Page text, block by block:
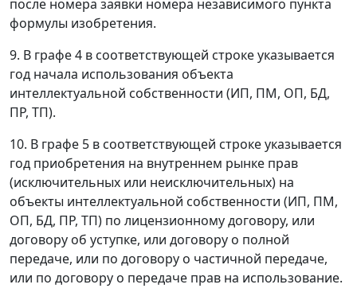
после номера заявки номера независимого пункта
формулы изобретения.
9. В графе 4 в соответствующей строке указывается
год начала использования объекта
интеллектуальной собственности (ИП, ПМ, ОП, БД,
ПР, ТП).
10. В графе 5 в соответствующей строке указывается
год приобретения на внутреннем рынке прав
(исключительных или неисключительных) на
объекты интеллектуальной собственности (ИП, ПМ,
ОП, БД, ПР, ТП) по лицензионному договору, или
договору об уступке, или договору о полной
передаче, или по договору о частичной передаче,
или по договору о передаче прав на использование.